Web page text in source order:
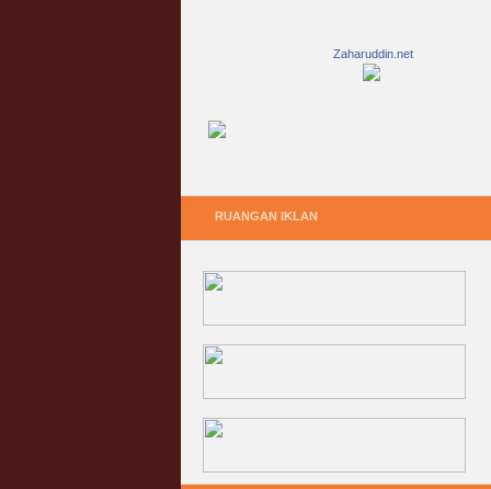
Zaharuddin.net
RUANGAN IKLAN